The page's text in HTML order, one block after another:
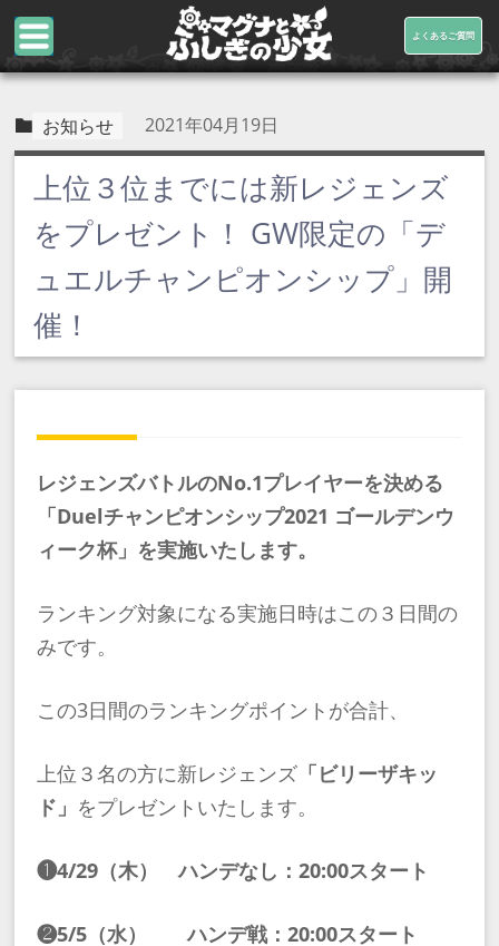
よくあるご質問
お知らせ 2021年04月19日
上位３位までには新レジェンズ
をプレゼント！ GW限定の「デ
ュエルチャンピオンシップ」開
催！
レジェンズバトルのNo.1プレイヤーを決める
「Duelチャンピオンシップ2021 ゴールデンウ
ィーク杯」を実施いたします。
ランキング対象になる実施日時はこの３日間の
みです。
この3日間のランキングポイントが合計、
上位３名の方に新レジェンズ 「ビリーザキッ
ド」 をプレゼントいたします。
❶4/29（木） ハンデなし：20:00スタート
❷5/5（水） ハンデ戦：20:00スタート